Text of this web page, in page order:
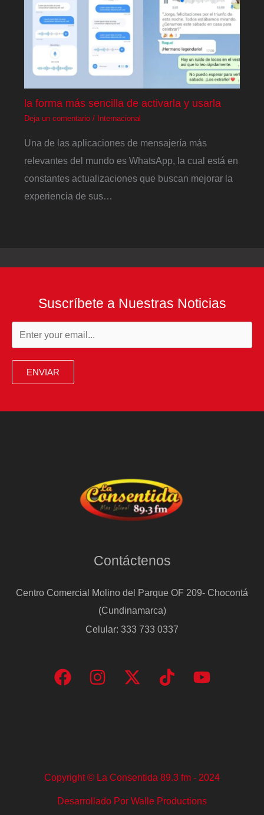
la forma más sencilla de activarla y usarla
Deja un comentario / Internacional
Una de las aplicaciones de mensajería más
relevantes del mundo es WhatsApp, la cual está en
constantes actualizaciones que buscan mejorar la
experiencia de sus…
Suscríbete a Nuestras Noticias
ENVIAR
Contáctenos
Centro Comercial Molino del Parque OF 209- Chocontá
(Cundinamarca)
Celular: 333 733 0337
Copyright © La Consentida 89.3 fm - 2024
Desarrollado Por Walle Productions